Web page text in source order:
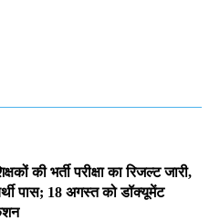
की भर्ती परीक्षा का रिजल्ट जारी,
पास; 18 अगस्त को डॉक्यूमेंट